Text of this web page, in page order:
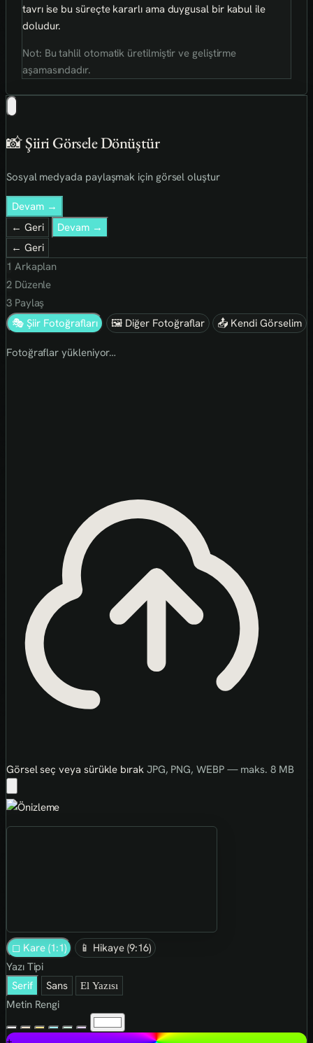
tavrı ise bu süreçte kararlı ama duygusal bir kabul ile
doludur.
Not: Bu tahlil otomatik üretilmiştir ve geliştirme
aşamasındadır.
📸 Şiiri Görsele Dönüştür
Sosyal medyada paylaşmak için görsel oluştur
Devam →
← Geri
Devam →
← Geri
1 Arkaplan
2Düzenle
3Paylaş
🎭 Şiir Fotoğrafları
🖼 Diğer Fotoğraflar 📤 Kendi Görselim
Fotoğraflar yükleniyor…
Görsel seç veya sürükle bırak JPG, PNG, WEBP — maks. 8 MB
◻ Kare (1:1)
📱 Hikaye (9:16)
Yazı Tipi
Serif
Sans El Yazısı
Metin Rengi